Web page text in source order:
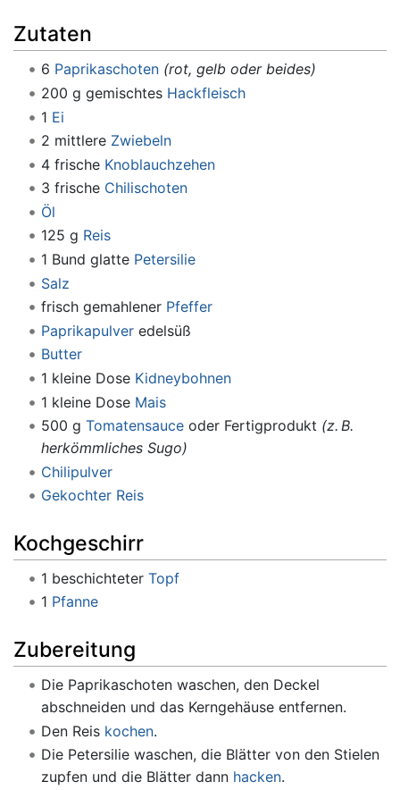
Zutaten
6 Paprikaschoten (rot, gelb oder beides)
200 g gemischtes Hackfleisch
1 Ei
2 mittlere Zwiebeln
4 frische Knoblauchzehen
3 frische Chilischoten
Öl
125 g Reis
1 Bund glatte Petersilie
Salz
frisch gemahlener Pfeffer
Paprikapulveredelsüß
Butter
1 kleine Dose Kidneybohnen
1 kleine Dose Mais
500 g Tomatensauceoder Fertigprodukt (z. B.
herkömmliches Sugo)
Chilipulver
Gekochter Reis
Kochgeschirr
1 beschichteter Topf
1 Pfanne
Zubereitung
Die Paprikaschoten waschen, den Deckel
abschneiden und das Kerngehäuse entfernen.
Den Reis kochen.
Die Petersilie waschen, die Blätter von den Stielen
zupfen und die Blätter dann hacken.